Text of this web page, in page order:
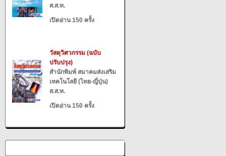
ส.ส.ท.
เปิดอ่าน 150 ครั้ง
วัสดุวิศวกรรม (ฉบับ
ปรับปรุง)
สำนักพิมพ์ สมาคมส่งเสริม
เทคโนโลยี (ไทย-ญี่ปุ่น)
ส.ส.ท.
เปิดอ่าน 150 ครั้ง